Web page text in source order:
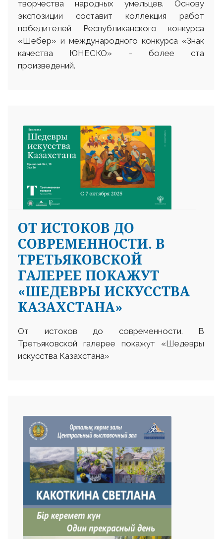
творчества народных умельцев. Основу
экспозиции составит коллекция работ
победителей Республиканского конкурса
«Шебер» и международного конкурса «Знак
качества ЮНЕСКО» - более ста
произведений.
ОТ ИСТОКОВ ДО
СОВРЕМЕННОСТИ. В
ТРЕТЬЯКОВСКОЙ
ГАЛЕРЕЕ ПОКАЖУТ
«ШЕДЕВРЫ ИСКУССТВА
КАЗАХСТАНА»
От истоков до современности. В
Третьяковской галерее покажут «Шедевры
искусства Казахстана»